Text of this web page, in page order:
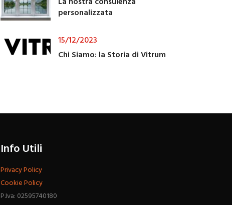
personalizzata
15/12/2023
Chi Siamo: la Storia di Vitrum
Info Utili
Privacy Policy
Cookie Policy
P.Iva: 02595740180